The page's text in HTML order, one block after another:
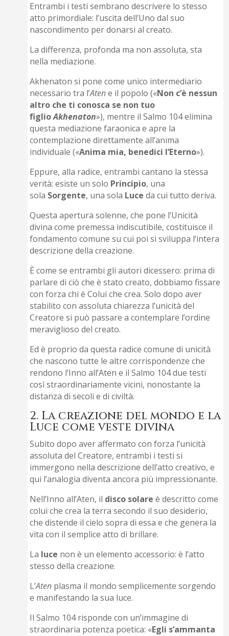
Entrambi i testi sembrano descrivere lo stesso
atto primordiale: l’uscita dell’Uno dal suo
nascondimento per donarsi al creato.
La differenza, profonda ma non assoluta, sta
nella mediazione.
Akhenaton si pone come unico intermediario
necessario tra l’Atene il popolo («Non c’è nessun
altro che ti conosca se non tuo
figlioAkhenaton»), mentre il Salmo 104 elimina
questa mediazione faraonica e apre la
contemplazione direttamente all’anima
individuale («Anima mia, benedici l’Eterno»).
Eppure, alla radice, entrambi cantano la stessa
verità: esiste un solo Principio, una
sola Sorgente, una sola Luce da cui tutto deriva.
Questa apertura solenne, che pone l’Unicità
divina come premessa indiscutibile, costituisce il
fondamento comune su cui poi si sviluppa l’intera
descrizione della creazione.
È come se entrambi gli autori dicessero: prima di
parlare di ciò che è stato creato, dobbiamo fissare
con forza chi è Colui che crea. Solo dopo aver
stabilito con assoluta chiarezza l’unicità del
Creatore si può passare a contemplare l’ordine
meraviglioso del creato.
Ed è proprio da questa radice comune di unicità
che nascono tutte le altre corrispondenze che
rendono l’Inno all’Aten e il Salmo 104 due testi
così straordinariamente vicini, nonostante la
distanza di secoli e di civiltà.
2. La creazione del mondo e la
Luce come veste divina
Subito dopo aver affermato con forza l’unicità
assoluta del Creatore, entrambi i testi si
immergono nella descrizione dell’atto creativo, e
qui l’analogia diventa ancora più impressionante.
Nell’Inno all’Aten, il disco solare è descritto come
colui che crea la terra secondo il suo desiderio,
che distende il cielo sopra di essa e che genera la
vita con il semplice atto di brillare.
La luce non è un elemento accessorio: è l’atto
stesso della creazione.
L’Aten plasma il mondo semplicemente sorgendo
e manifestando la sua luce.
Il Salmo 104 risponde con un’immagine di
straordinaria potenza poetica: «Egli s’ammanta